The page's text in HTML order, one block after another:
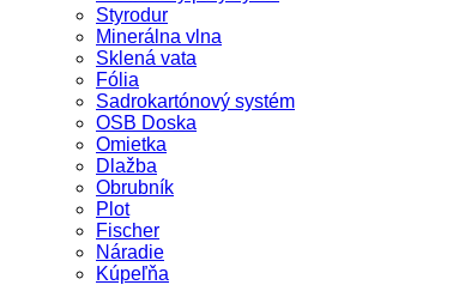
Styrodur
Minerálna vlna
Sklená vata
Fólia
Sadrokartónový systém
OSB Doska
Omietka
Dlažba
Obrubník
Plot
Fischer
Náradie
Kúpeľňa